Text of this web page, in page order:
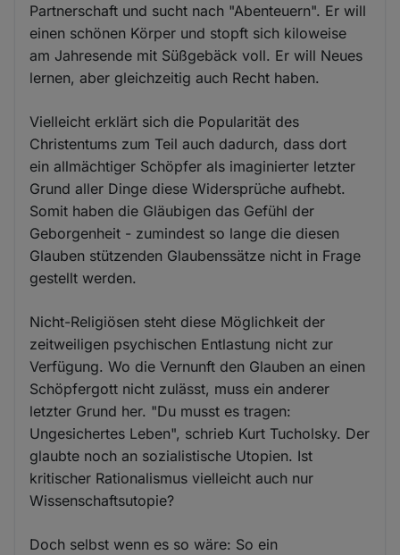
Partnerschaft und sucht nach "Abenteuern". Er will
einen schönen Körper und stopft sich kiloweise
am Jahresende mit Süßgebäck voll. Er will Neues
lernen, aber gleichzeitig auch Recht haben.
Vielleicht erklärt sich die Popularität des
Christentums zum Teil auch dadurch, dass dort
ein allmächtiger Schöpfer als imaginierter letzter
Grund aller Dinge diese Widersprüche aufhebt.
Somit haben die Gläubigen das Gefühl der
Geborgenheit - zumindest so lange die diesen
Glauben stützenden Glaubenssätze nicht in Frage
gestellt werden.
Nicht-Religiösen steht diese Möglichkeit der
zeitweiligen psychischen Entlastung nicht zur
Verfügung. Wo die Vernunft den Glauben an einen
Schöpfergott nicht zulässt, muss ein anderer
letzter Grund her. "Du musst es tragen:
Ungesichertes Leben", schrieb Kurt Tucholsky. Der
glaubte noch an sozialistische Utopien. Ist
kritischer Rationalismus vielleicht auch nur
Wissenschaftsutopie?
Doch selbst wenn es so wäre: So ein